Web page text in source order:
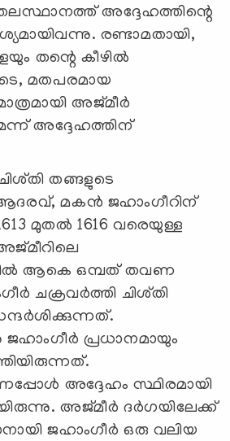
അദ്ദേഹത്തിന്റെ
രണ്ടാമതായി,
തന്റെ കീഴിൽ
മതപരമായ
അജ്മീർ
അദ്ദേഹത്തിന്
തങ്ങളുടെ
മകന്‍ ജഹാംഗീറിന്
മുതൽ 1616 വരെയുള്ള
ആകെ ഒമ്പത് തവണ
ചക്രവർത്തി ചിശ്തി
ജഹാംഗീർ പ്രധാനമായും
അദ്ദേഹം സ്ഥിരമായി
അജ്മീർ ദർഗയിലേക്ക്
ജഹാംഗീർ ഒരു വലിയ